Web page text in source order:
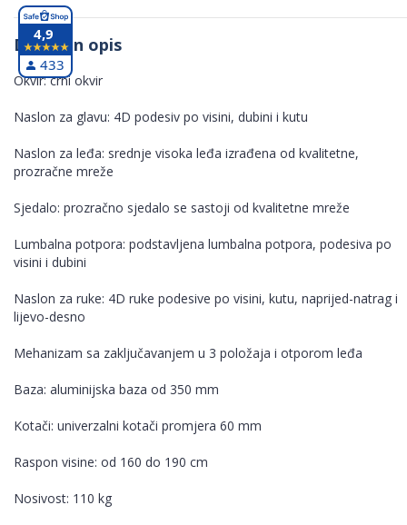
Detaljan opis
Okvir: crni okvir
Naslon za glavu: 4D podesiv po visini, dubini i kutu
Naslon za leđa: srednje visoka leđa izrađena od kvalitetne,
prozračne mreže
Sjedalo: prozračno sjedalo se sastoji od kvalitetne mreže
Lumbalna potpora: podstavljena lumbalna potpora, podesiva po
visini i dubini
Naslon za ruke: 4D ruke podesive po visini, kutu, naprijed-natrag i
lijevo-desno
Mehanizam sa zaključavanjem u 3 položaja i otporom leđa
Baza: aluminijska baza od 350 mm
Kotači: univerzalni kotači promjera 60 mm
Raspon visine: od 160 do 190 cm
Nosivost: 110 kg
4,9
433